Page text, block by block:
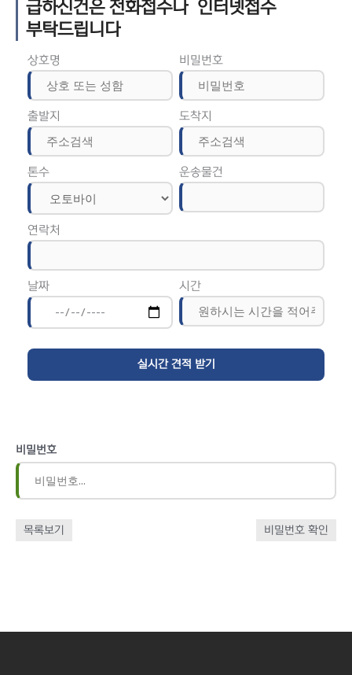
급하신건은 전화접수나 인터넷접수
부탁드립니다
상호명 비밀번호
출발지 도착지
톤수 운송물건
연락처
날짜 시간
비밀번호
목록보기 비밀번호 확인